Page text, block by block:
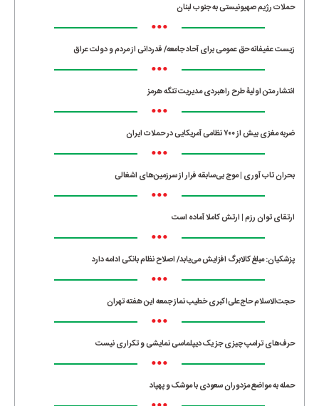
حملات رژیم صهیونیستی به جنوب لبنان
•••
زیست عفیفانه حق عمومی برای آحاد جامعه/ قدردانی از مردم و دولت عراق
•••
انتشار متن اولیۀ طرح راهبردی مدیریت تنگه هرمز
•••
ضربه مغزی بیش از ۷۰۰ نظامی آمریکایی در حملات ایران
•••
بحران تاب آوری | موج بی‌سابقه فرار از سرزمین‌های اشغالی
•••
ارتقای توان رزم | ارتش کاملا آماده است
•••
پزشکیان: مبلغ کالابرگ افزایش می‌یابد/ اصلاح نظام بانکی ادامه دارد
•••
حجت‌الاسلام حاج‌علی‌اکبری خطیب نماز جمعه این هفته تهران
•••
حرف‌های ترامپ چیزی جز یک دیپلماسی نمایشی و تکراری نیست
•••
حمله به مواضع مزدوران سعودی با موشک و پهپاد